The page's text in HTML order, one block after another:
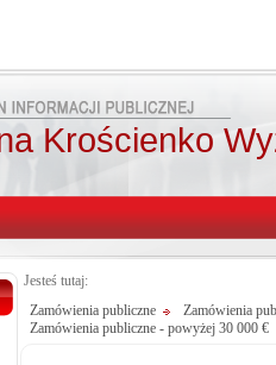
Krościenko
Jesteś tutaj:
Zamówienia publiczne
Zamówienia
Zamówienia publiczne - powyżej 30 000 €